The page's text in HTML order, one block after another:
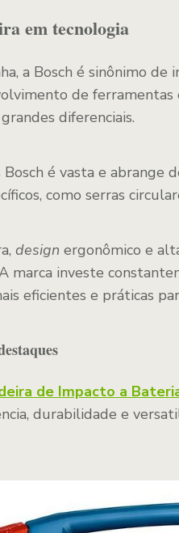
em tecnologia
a Bosch é sinônimo
de
diferenciais.
é vasta e abrange
como serras
design ergonômico e
marca investe
eficientes e práticas
de Impacto a
durabilidade e